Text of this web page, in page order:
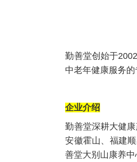
勤善堂创始于
中老年健康服务的
企业介绍
勤善堂深耕大健
安徽霍山、福建
善堂大别山康养